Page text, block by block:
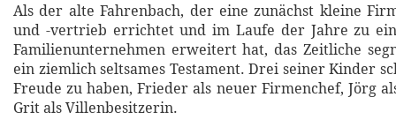
Als der alte Fahrenbach, der eine zunächst kleine
und -vertrieb errichtet und im Laufe der Jahre zu
Familienunternehmen erweitert hat, das Zeitliche
ein ziemlich seltsames Testament. Drei seiner Kinder
Freude zu haben, Frieder als neuer Firmenchef, Jörg
Grit als Villenbesitzerin.